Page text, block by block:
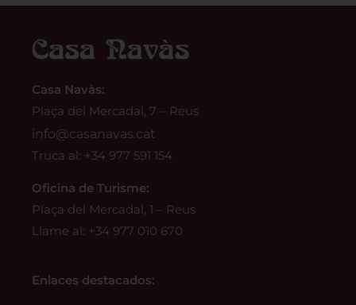
Casa Navàs:
Plaça del Mercadal, 7 – Reus
info@casanavas.cat
Truca al: +34 977 591 154
Oficina de Turisme:
Plaça del Mercadal, 1 – Reus
Llame al: +34 977 010 670
Enlaces destacados: